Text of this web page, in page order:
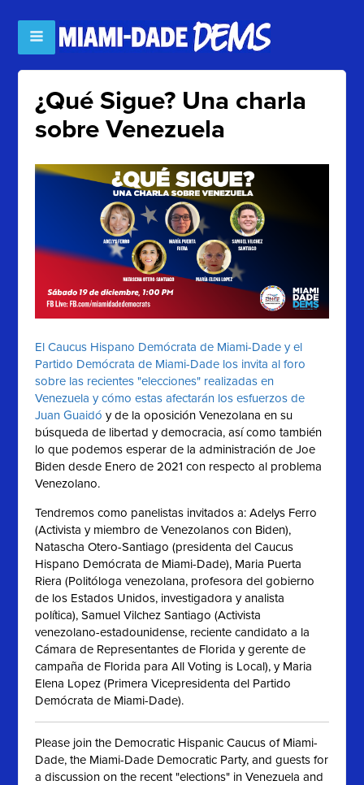
¿Qué Sigue? Una charla
sobre Venezuela
El Caucus Hispano Demócrata de Miami-Dade y el
Partido Demócrata de Miami-Dade los invita al foro
sobre las recientes "elecciones" realizadas en
Venezuela y cómo estas afectarán los esfuerzos de
Juan Guaidó y de la oposición Venezolana en su
búsqueda de libertad y democracia, así como también
lo que podemos esperar de la administración de Joe
Biden desde Enero de 2021 con respecto al problema
Venezolano.
Tendremos como panelistas invitados a: Adelys Ferro
(Activista y miembro de Venezolanos con Biden),
Natascha Otero-Santiago (presidenta del Caucus
Hispano Demócrata de Miami-Dade), Maria Puerta
Riera (Politóloga venezolana, profesora del gobierno
de los Estados Unidos, investigadora y analista
política), Samuel Vilchez Santiago (Activista
venezolano-estadounidense, reciente candidato a la
Cámara de Representantes de Florida y gerente de
campaña de Florida para All Voting is Local), y Maria
Elena Lopez (Primera Vicepresidenta del Partido
Demócrata de Miami-Dade).
Please join the Democratic Hispanic Caucus of Miami-
Dade, the Miami-Dade Democratic Party, and guests for
a discussion on the recent "elections" in Venezuela and